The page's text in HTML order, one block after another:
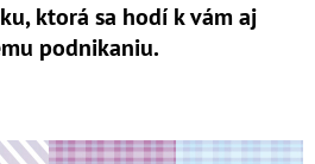
ktorá sa hodí k vám aj
podnikaniu.